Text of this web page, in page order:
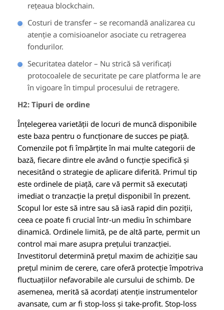
rețeaua blockchain.
Costuri de transfer – se recomandă analizarea cu
atenție a comisioanelor asociate cu retragerea
fondurilor.
Securitatea datelor – Nu strică să verificați
protocoalele de securitate pe care platforma le are
în vigoare în timpul procesului de retragere.
H2: Tipuri de ordine
Înțelegerea varietății de locuri de muncă disponibile
este baza pentru o funcționare de succes pe piață.
Comenzile pot fi împărțite în mai multe categorii de
bază, fiecare dintre ele având o funcție specifică și
necesitând o strategie de aplicare diferită. Primul tip
este ordinele de piață, care vă permit să executați
imediat o tranzacție la prețul disponibil în prezent.
Scopul lor este să intre sau să iasă rapid din poziții,
ceea ce poate fi crucial într-un mediu în schimbare
dinamică. Ordinele limită, pe de altă parte, permit un
control mai mare asupra prețului tranzacției.
Investitorul determină prețul maxim de achiziție sau
prețul minim de cerere, care oferă protecție împotriva
fluctuațiilor nefavorabile ale cursului de schimb. De
asemenea, merită să acordați atenție instrumentelor
avansate, cum ar fi stop-loss și take-profit. Stop-loss